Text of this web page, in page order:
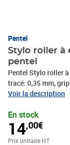
Pentel
Stylo roller à
pentel
Pentel Stylo roller à
tracé: 0,35 mm,
couleurs assorties
Voir la description
En stock
14,00€
Prix unitaire HT